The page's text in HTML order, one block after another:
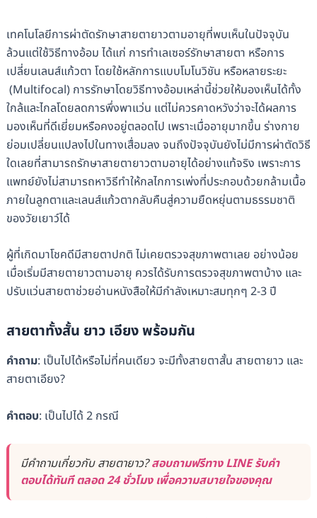
เทคโนโลยีการผ่าตัดรักษาสายตายาวตามอายุที่พบเห็นในปัจจุบัน
ล้วนแต่ใช้วิธีทางอ้อม ได้แก่ การทำเลเซอร์รักษาสายตา หรือการ
เปลี่ยนเลนส์แก้วตา โดยใช้หลักการแบบโมโนวิชัน หรือหลายระยะ
(Multifocal) การรักษาโดยวิธีทางอ้อมเหล่านี้ช่วยให้มองเห็นได้ทั้ง
ใกล้และไกลโดยลดการพึ่งพาแว่น แต่ไม่ควรคาดหวังว่าจะได้ผลการ
มองเห็นที่ดีเยี่ยมหรือคงอยู่ตลอดไป เพราะเมื่ออายุมากขึ้น ร่างกาย
ย่อมเปลี่ยนแปลงไปในทางเสื่อมลง จนถึงปัจจุบันยังไม่มีการผ่าตัดวิธี
ใดเลยที่สามารถรักษาสายตายาวตามอายุได้อย่างแท้จริง เพราะการ
แพทย์ยังไม่สามารถหาวิธีทำให้กลไกการเพ่งที่ประกอบด้วยกล้ามเนื้อ
ภายในลูกตาและเลนส์แก้วตากลับคืนสู่ความยืดหยุ่นตามธรรมชาติ
ของวัยเยาว์ได้
ผู้ที่เกิดมาโชคดีมีสายตาปกติ ไม่เคยตรวจสุขภาพตาเลย อย่างน้อย
เมื่อเริ่มมีสายตายาวตามอายุ ควรได้รับการตรวจสุขภาพตาบ้าง และ
ปรับแว่นสายตาช่วยอ่านหนังสือให้มีกำลังเหมาะสมทุกๆ 2-3 ปี
สายตาทั้งสั้น ยาว เอียง พร้อมกัน
คำถาม: เป็นไปได้หรือไม่ที่คนเดียว จะมีทั้งสายตาสั้น สายตายาว และ
สายตาเอียง?
คำตอบ: เป็นไปได้ 2 กรณี
มีคำถามเกี่ยวกับ สายตายาว?สอบถามฟรีทาง LINE รับคำ
ตอบได้ทันที ตลอด 24 ชั่วโมง เพื่อความสบายใจของคุณ